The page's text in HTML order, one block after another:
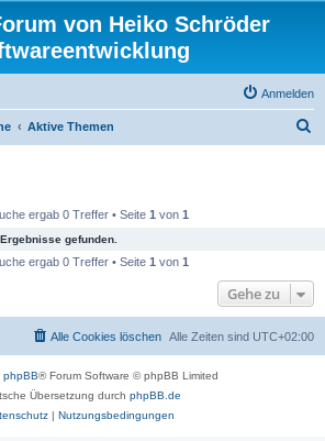
von Heiko Schröder
Anmelden
Aktive Themen
ergab 0 Treffer • Seite 1 von 1
gefunden.
ergab 0 Treffer • Seite 1 von 1
Gehe zu
Alle Zeiten sind UTC+02:00
Alle Cookies löschen
phpBB® Forum Software © phpBB Limited
Übersetzung durch phpBB.de
| Nutzungsbedingungen